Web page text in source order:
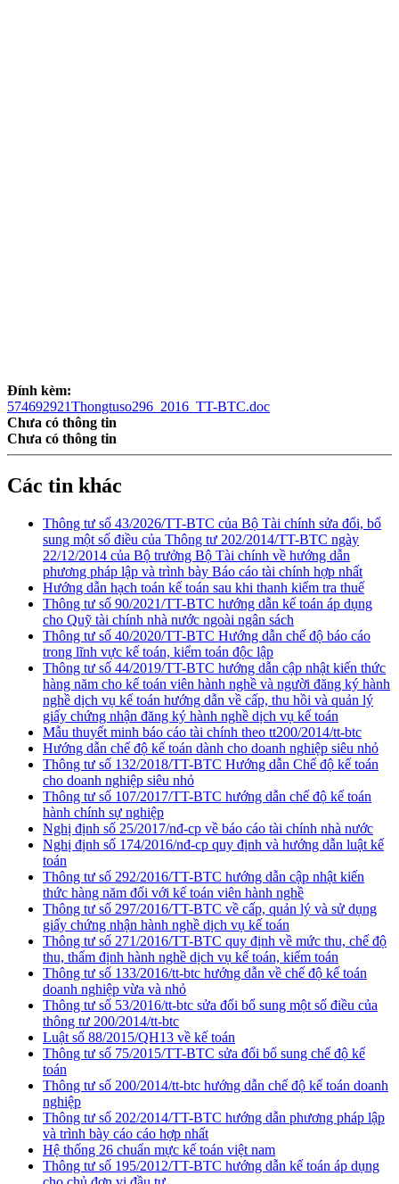
Đính kèm:
574692921Thongtuso296_2016_TT-BTC.doc
Chưa có thông tin
Chưa có thông tin
Các tin khác
Thông tư số 43/2026/TT-BTC của Bộ Tài chính sửa đổi, bổ
sung một số điều của Thông tư 202/2014/TT-BTC ngày
22/12/2014 của Bộ trưởng Bộ Tài chính về hướng dẫn
phương pháp lập và trình bày Báo cáo tài chính hợp nhất
Hướng dẫn hạch toán kế toán sau khi thanh kiểm tra thuế
Thông tư số 90/2021/TT-BTC hướng dẫn kế toán áp dụng
cho Quỹ tài chính nhà nước ngoài ngân sách
Thông tư số 40/2020/TT-BTC Hướng dẫn chế độ báo cáo
trong lĩnh vực kế toán, kiểm toán độc lập
Thông tư số 44/2019/TT-BTC hướng dẫn cập nhật kiến thức
hàng năm cho kế toán viên hành nghề và người đăng ký hành
nghề dịch vụ kế toán hướng dẫn về cấp, thu hồi và quản lý
giấy chứng nhận đăng ký hành nghề dịch vụ kế toán
Mẫu thuyết minh báo cáo tài chính theo tt200/2014/tt-btc
Hướng dẫn chế độ kế toán dành cho doanh nghiệp siêu nhỏ
Thông tư số 132/2018/TT-BTC Hướng dẫn Chế độ kế toán
cho doanh nghiệp siêu nhỏ
Thông tư số 107/2017/TT-BTC hướng dẫn chế độ kế toán
hành chính sự nghiệp
Nghị định số 25/2017/nđ-cp về báo cáo tài chính nhà nước
Nghị định số 174/2016/nđ-cp quy định và hướng dẫn luật kế
toán
Thông tư số 292/2016/TT-BTC hướng dẫn cập nhật kiến
thức hàng năm đối với kế toán viên hành nghề
Thông tư số 297/2016/TT-BTC về cấp, quản lý và sử dụng
giấy chứng nhận hành nghề dịch vụ kế toán
Thông tư số 271/2016/TT-BTC quy định về mức thu, chế độ
thu, thẩm định hành nghề dịch vụ kế toán, kiểm toán
Thông tư số 133/2016/tt-btc hướng dẫn về chế độ kế toán
doanh nghiệp vừa và nhỏ
Thông tư số 53/2016/tt-btc sửa đổi bổ sung một số điều của
thông tư 200/2014/tt-btc
Luật số 88/2015/QH13 về kế toán
Thông tư số 75/2015/TT-BTC sửa đổi bổ sung chế độ kế
toán
Thông tư số 200/2014/tt-btc hướng dẫn chế độ kế toán doanh
nghiệp
Thông tư số 202/2014/TT-BTC hướng dẫn phương pháp lập
và trình bày cáo cáo hợp nhất
Hệ thống 26 chuẩn mực kế toán việt nam
Thông tư số 195/2012/TT-BTC hướng dẫn kế toán áp dụng